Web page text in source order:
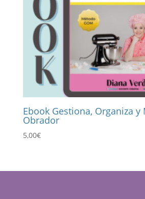
Ebook Gestiona, Organiza y
Obrador
5,00€